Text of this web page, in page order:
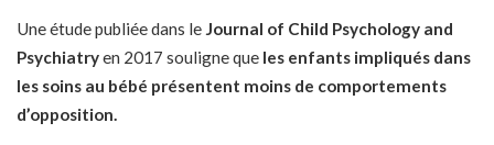
Une étude publiée dans le Journal of Child Psychology and
Psychiatryen 2017 souligne que les enfants impliqués dans
les soins au bébé présentent moins de comportements
d’opposition.